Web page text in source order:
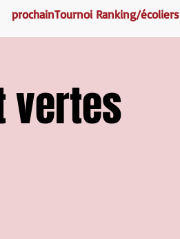
prochainTournoi Ranking/écoliers
vertes